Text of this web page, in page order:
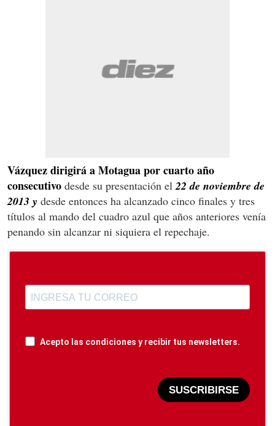
Vázquez dirigirá a Motagua por cuarto año
consecutivo desde su presentación el22 de noviembre de
2013 y desde entonces ha alcanzado cinco finales y tres
títulos al mando del cuadro azul que años anteriores venía
penando sin alcanzar ni siquiera el repechaje.
Acepto las condiciones y recibir tus newsletters.
SUSCRIBIRSE